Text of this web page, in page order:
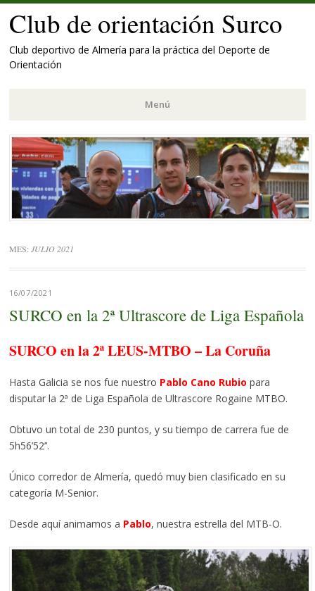
Club de orientación Surco
Club deportivo de Almería para la práctica del Deporte de
Orientación
Menú
Saltar
al
contenido.
MES: JULIO 2021
16/07/2021
SURCO en la 2ª Ultrascore de Liga Española
SURCO en la 2ª LEUS-MTBO – La Coruña
Hasta Galicia se nos fue nuestro Pablo Cano Rubio para
disputar la 2ª de Liga Española de Ultrascore Rogaine MTBO.
Obtuvo un total de 230 puntos, y su tiempo de carrera fue de
5h56’52’’.
Único corredor de Almería, quedó muy bien clasificado en su
categoría M-Senior.
Desde aquí animamos a Pablo, nuestra estrella del MTB-O.